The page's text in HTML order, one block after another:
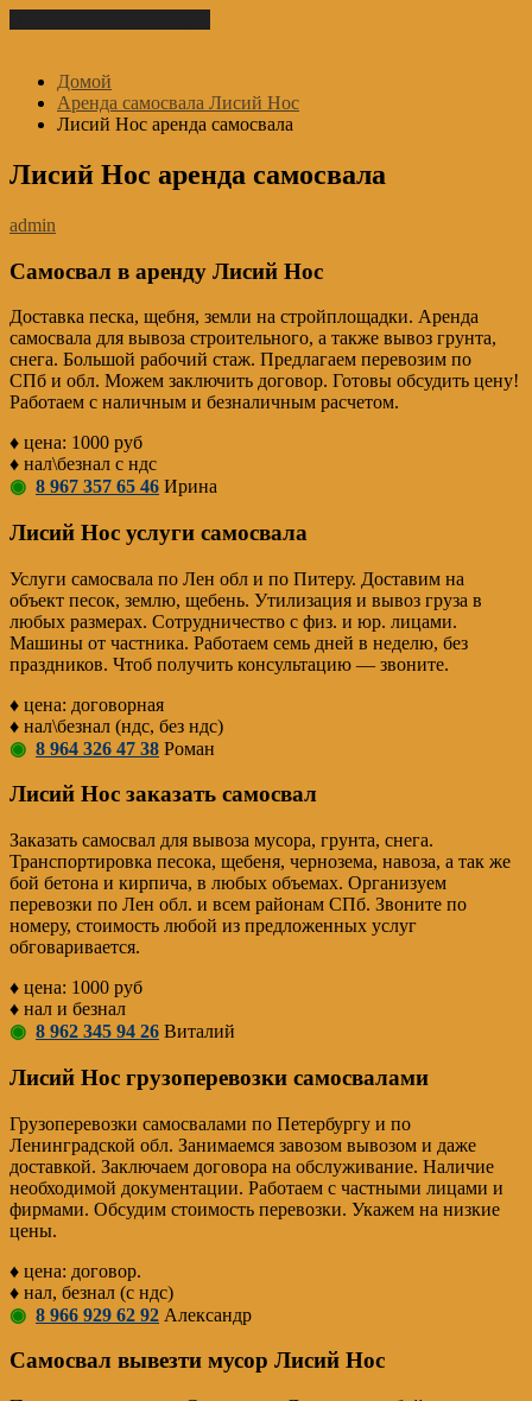
Домой
Аренда самосвала Лисий Нос
Лисий Нос аренда самосвала
Лисий Нос аренда самосвала
admin
Самосвал в аренду Лисий Нос
Доставка песка, щебня, земли на стройплощадки. Аренда
самосвала для вывоза строительного, а также вывоз грунта,
снега. Большой рабочий стаж. Предлагаем перевозим по
СПб и обл. Можем заключить договор. Готовы обсудить цену!
Работаем с наличным и безналичным расчетом.
♦ цена: 1000 руб
♦ нал\безнал с ндс
◉ 8 967 357 65 46 Ирина
Лисий Нос услуги самосвала
Услуги самосвала по Лен обл и по Питеру. Доставим на
объект песок, землю, щебень. Утилизация и вывоз груза в
любых размерах. Сотрудничество с физ. и юр. лицами.
Машины от частника. Работаем семь дней в неделю, без
праздников. Чтоб получить консультацию — звоните.
♦ цена: договорная
♦ нал\безнал (ндс, без ндс)
◉ 8 964 326 47 38 Роман
Лисий Нос заказать самосвал
Заказать самосвал для вывоза мусора, грунта, снега.
Транспортировка песока, щебеня, чернозема, навоза, а так же
бой бетона и кирпича, в любых объемах. Организуем
перевозки по Лен обл. и всем районам СПб. Звоните по
номеру, стоимость любой из предложенных услуг
обговаривается.
♦ цена: 1000 руб
♦ нал и безнал
◉ 8 962 345 94 26 Виталий
Лисий Нос грузоперевозки самосвалами
Грузоперевозки самосвалами по Петербургу и по
Ленинградской обл. Занимаемся завозом вывозом и даже
доставкой. Заключаем договора на обслуживание. Наличие
необходимой документации. Работаем с частными лицами и
фирмами. Обсудим стоимость перевозки. Укажем на низкие
цены.
♦ цена: договор.
♦ нал, безнал (с ндс)
◉ 8 966 929 62 92 Александр
Самосвал вывезти мусор Лисий Нос